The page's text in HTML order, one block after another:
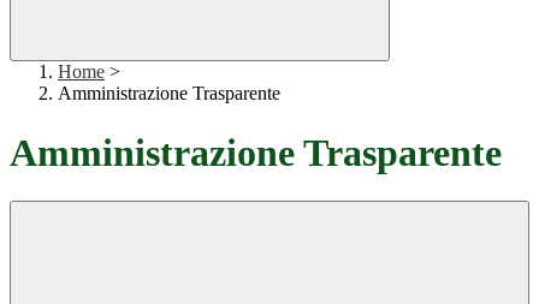
Home >
Amministrazione Trasparente
Amministrazione Trasparente